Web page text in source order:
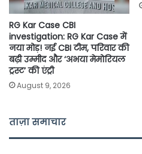
RG Kar Case CBI
investigation: RG Kar Case में
नया मोड़! नई CBI टीम, परिवार की
बढ़ी उम्मीद और ‘अभया मेमोरियल
ट्रस्ट’ की एंट्री
August 9, 2026
ताज़ा समाचार